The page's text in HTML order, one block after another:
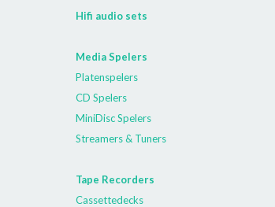
Hifi audio sets
Media Spelers
Platenspelers
CD Spelers
MiniDisc Spelers
Streamers & Tuners
Tape Recorders
Cassettedecks